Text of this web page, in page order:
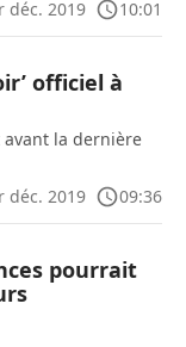
déc. 2019 10:01
officiel à
avant la dernière
déc. 2019
09:36
pourrait